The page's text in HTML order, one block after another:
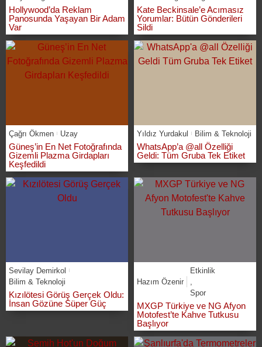
Hollywood’da Reklam
Panosunda Yaşayan Bir Adam
Var
Kate Beckinsale’e Acımasız
Yorumlar: Bütün Gönderileri
Sildi
Çağrı Ökmen Uzay
Güneş’in En Net Fotoğrafında
Gizemli Plazma Girdapları
Keşfedildi
Yıldız Yurdakul Bilim & Teknoloji
WhatsApp’a @all Özelliği
Geldi: Tüm Gruba Tek Etiket
Sevilay Demirkol
Bilim & Teknoloji
Kızılötesi Görüş Gerçek Oldu:
İnsan Gözüne Süper Güç
Hazım Özenir
Etkinlik
Spor
MXGP Türkiye ve NG Afyon
Motofest’te Kahve Tutkusu
Başlıyor